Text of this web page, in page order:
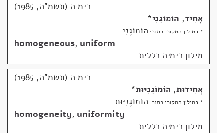
כימיה (תשמ"ה, 1985)
אָחִיד, הוֹמוֹגֵנִי*
* במילון המקורי כתוב: הוֹמוֹגֶנִי
homogeneous, uniform
מילון כימיה כללית
כימיה (תשמ"ה, 1985)
אֲחִידוּת, הוֹמוֹגֵנִיּוּת*
* במילון המקורי כתוב: הוֹמוֹגֶנִיּוּת
homogeneity, uniformity
מילון כימיה כללית